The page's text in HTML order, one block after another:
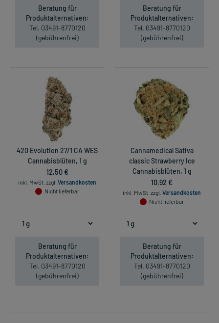
Beratung für
Produktalternativen:
Tel. 03491-8770120
(gebührenfrei)
Beratung für
Produktalternativen:
Tel. 03491-8770120
(gebührenfrei)
420 Evolution 27/1 CA WES
Cannabisblüten, 1 g
12,50 €
inkl. MwSt. zzgl. Versandkosten
Nicht lieferbar
Beratung für
Produktalternativen:
Tel. 03491-8770120
(gebührenfrei)
Cannamedical Sativa
classic Strawberry Ice
Cannabisblüten, 1 g
10,92 €
inkl. MwSt. zzgl. Versandkosten
Nicht lieferbar
Beratung für
Produktalternativen:
Tel. 03491-8770120
(gebührenfrei)